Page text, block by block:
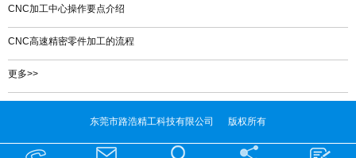
CNC加工中心操作要点介绍
CNC高速精密零件加工的流程
更多>>
东莞市路浩精工科技有限公司 版权所有